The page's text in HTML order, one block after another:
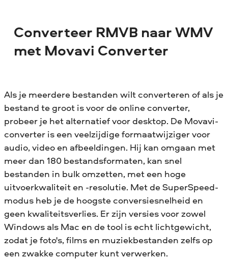
Converteer RMVB naar WMV
met Movavi Converter
Als je meerdere bestanden wilt converteren of als je
bestand te groot is voor de online converter,
probeer je het alternatief voor desktop. De Movavi-
converter is een veelzijdige formaatwijziger voor
audio, video en afbeeldingen. Hij kan omgaan met
meer dan 180 bestandsformaten, kan snel
bestanden in bulk omzetten, met een hoge
uitvoerkwaliteit en -resolutie. Met de SuperSpeed-
modus heb je de hoogste conversiesnelheid en
geen kwaliteitsverlies. Er zijn versies voor zowel
Windows als Mac en de tool is echt lichtgewicht,
zodat je foto's, films en muziekbestanden zelfs op
een zwakke computer kunt verwerken.